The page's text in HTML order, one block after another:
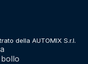
della AUTOMIX S.r.l.